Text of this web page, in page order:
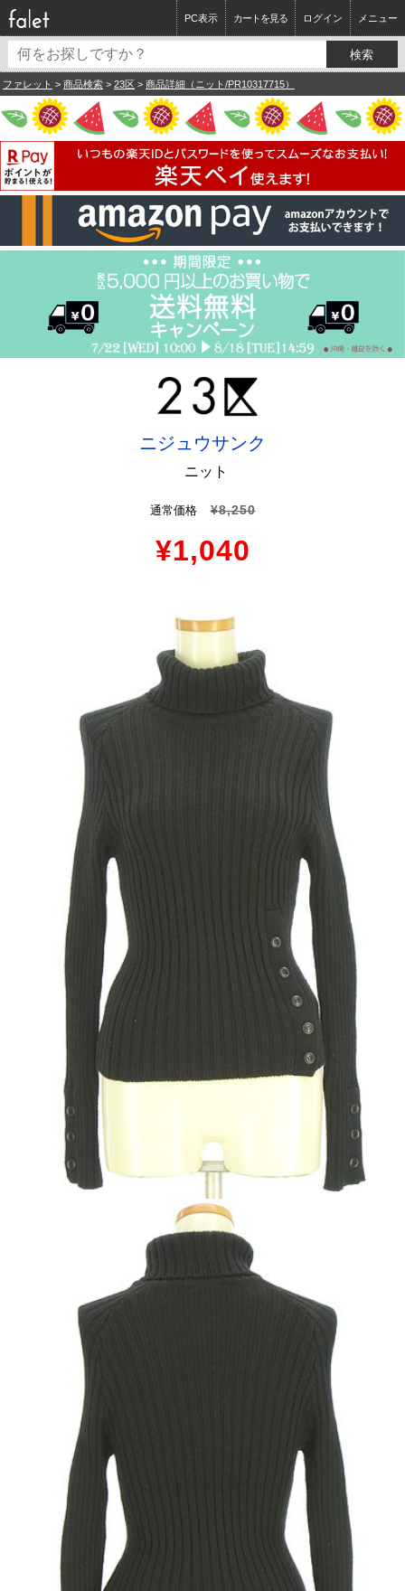
ログイン メニュー
カートを見る
PC表示
ファレット > 商品検索 > 23区 > 商品詳細（ニット/PR10317715）
ニジュウサンク
ニット
通常価格 ¥8,250
¥1,040